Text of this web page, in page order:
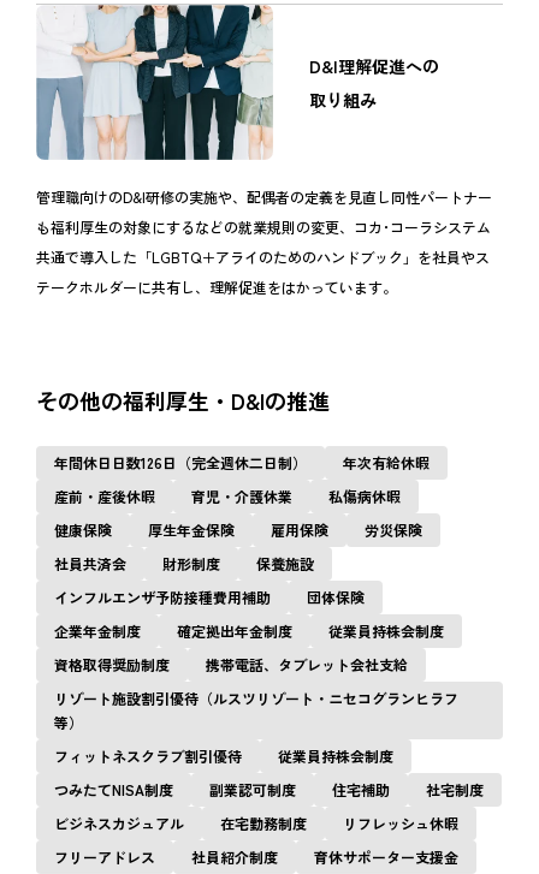
D&I理解促進への
取り組み
管理職向けのD&I研修の実施や、配偶者の定義を見直し同性パートナー
も福利厚生の対象にするなどの就業規則の変更、コカ･コーラシステム
共通で導入した「LGBTQ＋アライのためのハンドブック」を社員やス
テークホルダーに共有し、理解促進をはかっています。
その他の福利厚生・D&Iの推進
年間休日日数126日（完全週休二日制）
年次有給休暇
産前・産後休暇
育児・介護休業
私傷病休暇
健康保険
厚生年金保険 雇用保険
労災保険
社員共済会
財形制度
保養施設
インフルエンザ予防接種費用補助
団体保険
企業年金制度
確定拠出年金制度
従業員持株会制度
資格取得奨励制度
携帯電話、タブレット会社支給
リゾート施設割引優待（ルスツリゾート・ニセコグランヒラフ
等）
フィットネスクラブ割引優待
従業員持株会制度
つみたてNISA制度
副業認可制度 住宅補助
社宅制度
ビジネスカジュアル
在宅勤務制度
リフレッシュ休暇
フリーアドレス
社員紹介制度 育休サポーター支援金